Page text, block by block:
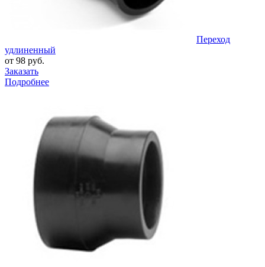
Переход
удлиненный
от 98 руб.
Заказать
Подробнее